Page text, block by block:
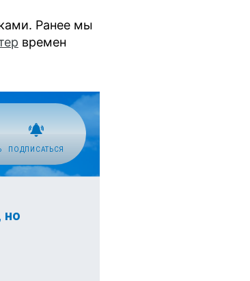
Ранее мы
времен